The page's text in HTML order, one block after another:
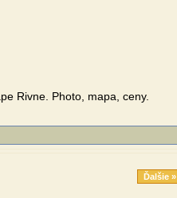
Rivne. Photo, mapa, ceny.
Ďalšie »